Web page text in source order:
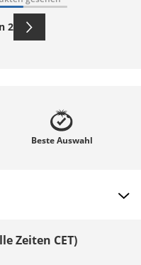
2
BesteAuswahl
Zeiten CET)